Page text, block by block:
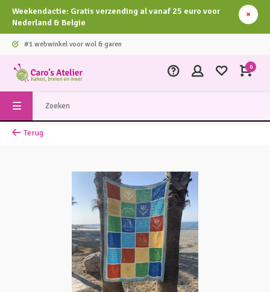
Weekendactie: Gratis verzending al vanaf 25 euro voor
Nederland & Belgie
#1 webwinkel voor wol & garen
0
Terug